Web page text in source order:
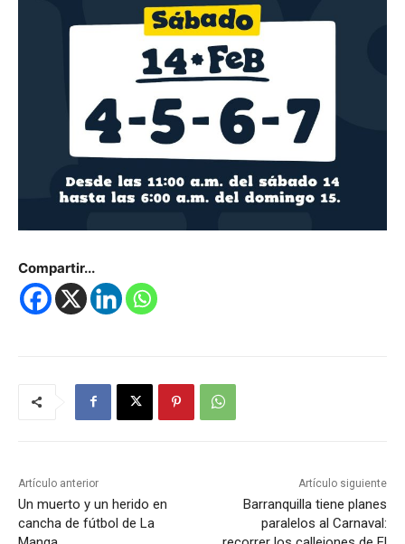
Compartir...
Artículo anterior
Un muerto y un herido en
cancha de fútbol de La
Artículo siguiente
Barranquilla tiene planes
paralelos al Carnaval: